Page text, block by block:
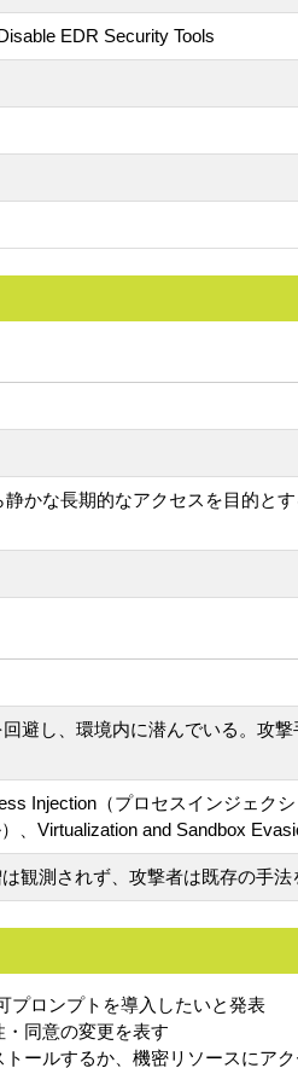
EDR Security Tools
かな長期的なアクセスを目的と
避し、環境内に潜んでいる。攻
Injection（プロセスインジェク
、Virtualization and Sandbox
観測されず、攻撃者は既存の手
プロンプトを導入したいと発表
同意の変更を表す
ールするか、機密リソースにア